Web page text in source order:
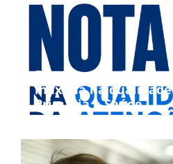
Bom Jesus da Penha
máxima na
Primária à Saúde